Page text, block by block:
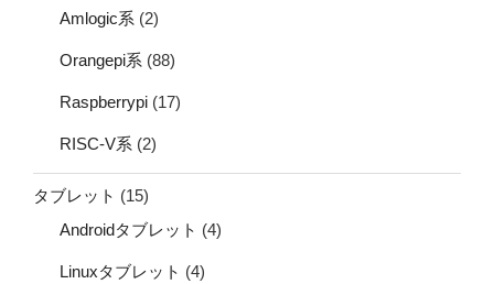
Amlogic系 (2)
Orangepi系 (88)
Raspberrypi (17)
RISC-V系 (2)
タブレット (15)
Androidタブレット (4)
Linuxタブレット (4)